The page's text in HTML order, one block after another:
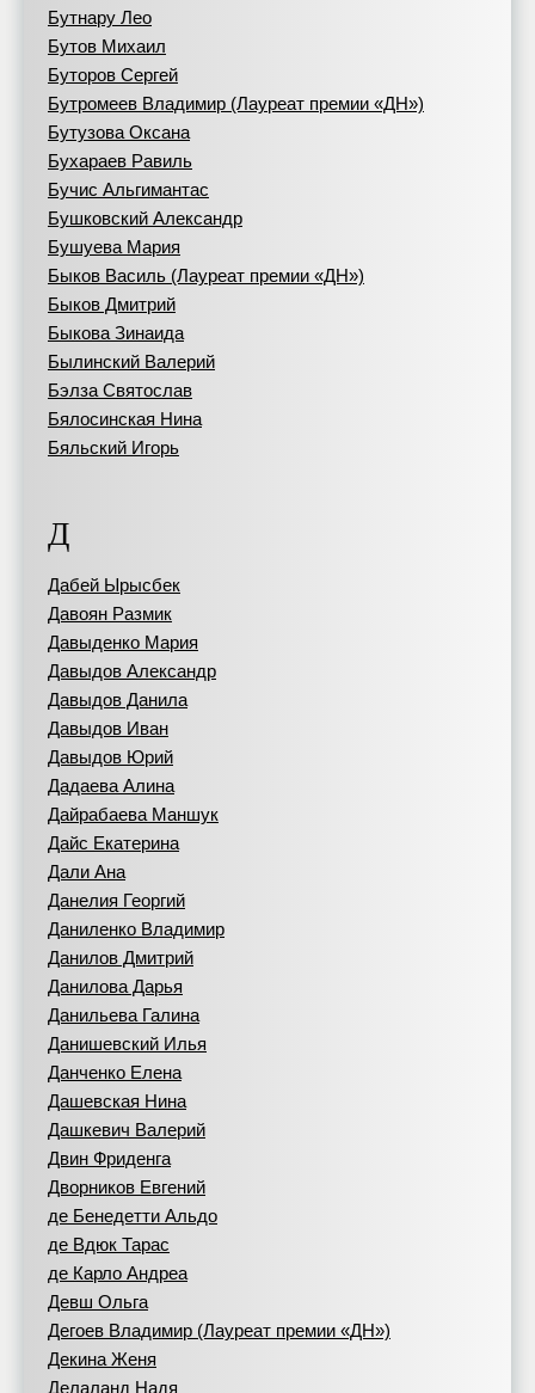
Бутнару Лео
Бутов Михаил
Буторов Сергей
Бутромеев Владимир (Лауреат премии «ДН»)
Бутузова Оксана
Бухараев Равиль
Бучис Альгимантас
Бушковский Александр
Бушуева Мария
Быков Василь (Лауреат премии «ДН»)
Быков Дмитрий
Быкова Зинаида
Былинский Валерий
Бэлза Святослав
Бялосинская Нина
Бяльский Игорь
Д
Дабей Ырысбек
Давоян Размик
Давыденко Мария
Давыдов Александр
Давыдов Данила
Давыдов Иван
Давыдов Юрий
Дадаева Алина
Дайрабаева Маншук
Дайс Екатерина
Дали Ана
Данелия Георгий
Даниленко Владимир
Данилов Дмитрий
Данилова Дарья
Данильева Галина
Данишевский Илья
Данченко Елена
Дашевская Нина
Дашкевич Валерий
Двин Фриденга
Дворников Евгений
де Бенедетти Альдо
де Вдюк Тарас
де Карло Андреа
Девш Ольга
Дегоев Владимир (Лауреат премии «ДН»)
Декина Женя
Делаланд Надя